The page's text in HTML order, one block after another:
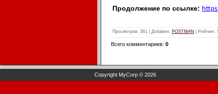
Продолжение по ссылке:
Просмотров: 361 | Добавил: POSTMAN Рейтинг:
Всего комментариев: 0
Copyright MyCorp © 2026